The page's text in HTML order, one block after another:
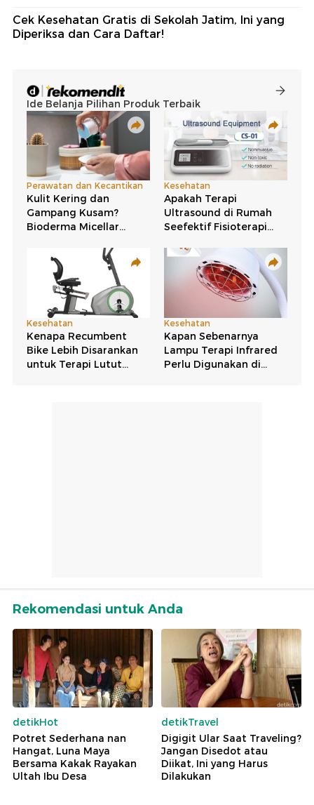
Cek Kesehatan Gratis di Sekolah Jatim, Ini yang
Diperiksa dan Cara Daftar!
Rekomendasi untuk Anda
detikHot
Potret Sederhana nan
Hangat, Luna Maya
Bersama Kakak Rayakan
Ultah Ibu Desa
detikTravel
Digigit Ular Saat Traveling?
Jangan Disedot atau
Diikat, Ini yang Harus
Dilakukan